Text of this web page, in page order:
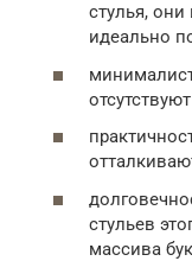
стулья,
идеально
стульев
массива